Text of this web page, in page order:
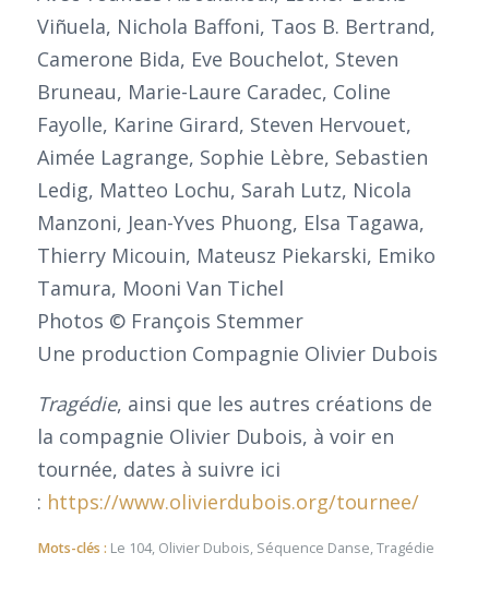
Viñuela, Nichola Baffoni, Taos B. Bertrand,
Camerone Bida, Eve Bouchelot, Steven
Bruneau, Marie-Laure Caradec, Coline
Fayolle, Karine Girard, Steven Hervouet,
Aimée Lagrange, Sophie Lèbre, Sebastien
Ledig, Matteo Lochu, Sarah Lutz, Nicola
Manzoni, Jean-Yves Phuong, Elsa Tagawa,
Thierry Micouin, Mateusz Piekarski, Emiko
Tamura, Mooni Van Tichel
Photos © François Stemmer
Une production Compagnie Olivier Dubois
Tragédie, ainsi que les autres créations de
la compagnie Olivier Dubois, à voir en
tournée, dates à suivre ici
: https://www.olivierdubois.org/tournee/
Mots-clés : Le 104, Olivier Dubois, Séquence Danse,Tragédie